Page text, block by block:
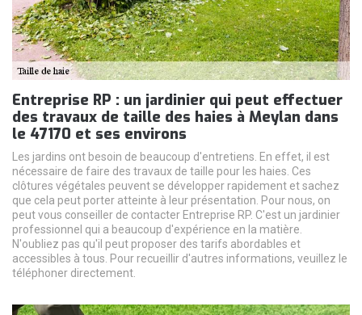
Entreprise RP : un jardinier qui peut effectuer
des travaux de taille des haies à Meylan dans
le 47170 et ses environs
Les jardins ont besoin de beaucoup d'entretiens. En effet, il est
nécessaire de faire des travaux de taille pour les haies. Ces
clôtures végétales peuvent se développer rapidement et sachez
que cela peut porter atteinte à leur présentation. Pour nous, on
peut vous conseiller de contacter Entreprise RP. C'est un jardinier
professionnel qui a beaucoup d'expérience en la matière.
N'oubliez pas qu'il peut proposer des tarifs abordables et
accessibles à tous. Pour recueillir d'autres informations, veuillez le
téléphoner directement.